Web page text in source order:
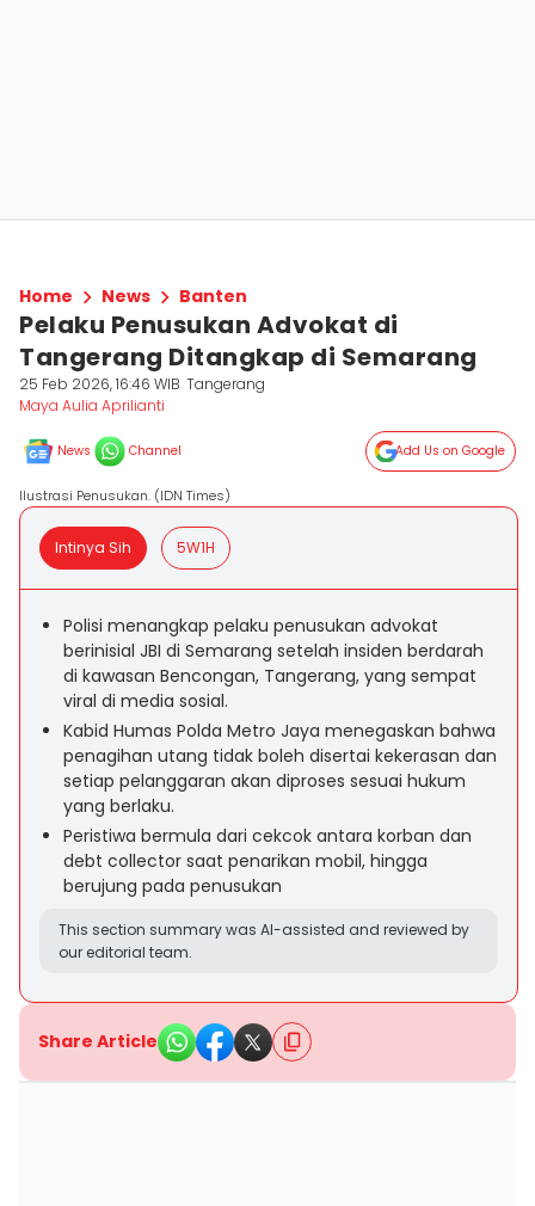
Home News Banten
Pelaku Penusukan Advokat di
Tangerang Ditangkap di Semarang
25 Feb 2026, 16:46 WIB Tangerang
Maya Aulia Aprilianti
News Channel Add Us on Google
Ilustrasi Penusukan. (IDN Times)
Intinya Sih 5W1H
Polisi menangkap pelaku penusukan advokat
berinisial JBI di Semarang setelah insiden berdarah
di kawasan Bencongan, Tangerang, yang sempat
viral di media sosial.
Kabid Humas Polda Metro Jaya menegaskan bahwa
penagihan utang tidak boleh disertai kekerasan dan
setiap pelanggaran akan diproses sesuai hukum
yang berlaku.
Peristiwa bermula dari cekcok antara korban dan
debt collector saat penarikan mobil, hingga
berujung pada penusukan
This section summary was AI-assisted and reviewed by
our editorial team.
Share Article